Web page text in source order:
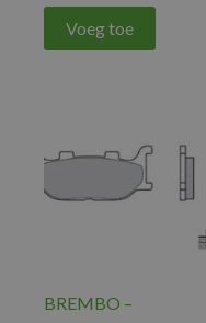
Voeg toe
BREMBO –